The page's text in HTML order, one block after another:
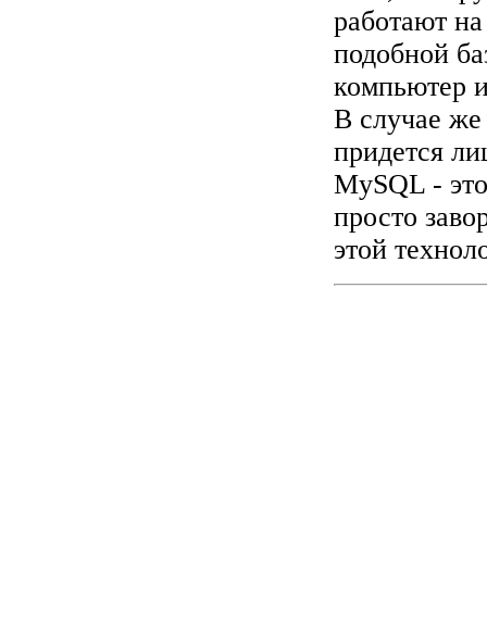
работают
подобной
компьютер
В случае
придется
MySQL -
просто
этой